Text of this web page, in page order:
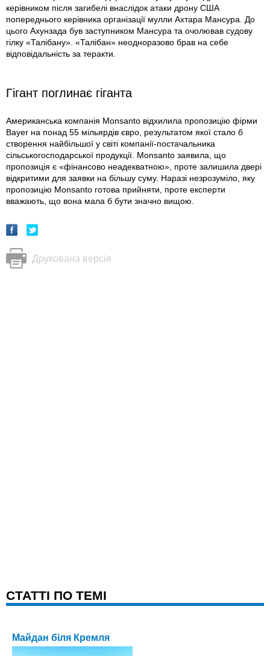
керівником після загибелі внаслідок атаки дрону США
попереднього керівника організації мулли Ахтара Мансура. До
цього Ахунзада був заступником Мансура та очолював судову
гілку «Талібану». «Талібан» неодноразово брав на себе
відповідальність за теракти.
Гігант поглинає гіганта
Американська компанія Monsanto відхилила пропозицію фірми
Bayer на понад 55 мільярдів євро, результатом якої стало б
створення найбільшої у світі компанії-постачальника
сільськогосподарської продукції. Monsanto заявила, що
пропозиція є «фінансово неадекватною», проте залишила двері
відкритими для заявки на більшу суму. Наразі незрозуміло, яку
пропозицію Monsanto готова прийняти, проте експерти
вважають, що вона мала б бути значно вищою.
Друкована версія
CТАТТІ ПО ТЕМІ
Майдан біля Кремля